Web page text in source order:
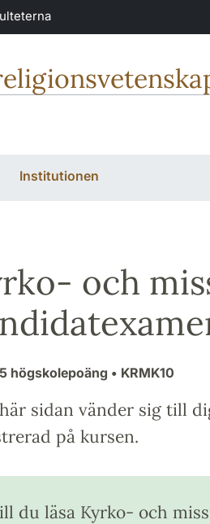
Institutionen
och
högskolepoäng • KRMK10
sidan vänder sig till
på kursen.
du läsa Kyrko- och